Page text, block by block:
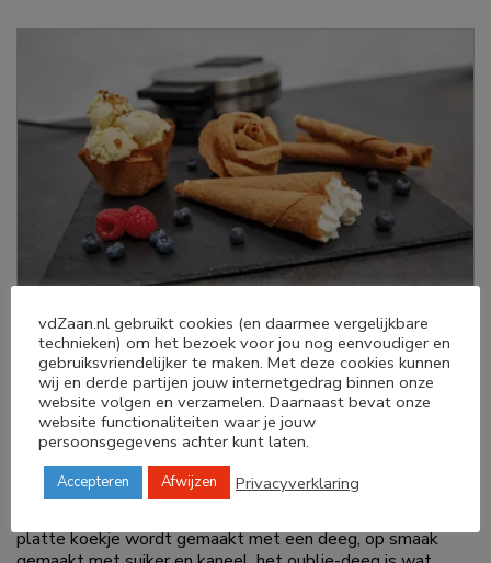
In Drenthe (knieperties, iezerkoekies), Groningen
(kniepertjes, kniepkoukies), Twente (knieperkes), en de
Achterhoek worden in hetzelfde apparaat knijpkoekjes
gemaakt, een echte oud & nieuw traditie. In december
worden de knijpkoekjes plat gepresenteerd en na nieuwjaar
als rolletje, wat symbool staat voor het nieuwe jaar dat
zich nog moet ontvouwen. Het zijn echter wel
platte koekje wordt gemaakt met een deeg, op smaak
vdZaan.nl gebruikt cookies (en daarmee vergelijkbare
technieken) om het bezoek voor jou nog eenvoudiger en
gebruiksvriendelijker te maken. Met deze cookies kunnen
wij en derde partijen jouw internetgedrag binnen onze
website volgen en verzamelen. Daarnaast bevat onze
website functionaliteiten waar je jouw
persoonsgegevens achter kunt laten.
Accepteren Afwijzen Privacyverklaring